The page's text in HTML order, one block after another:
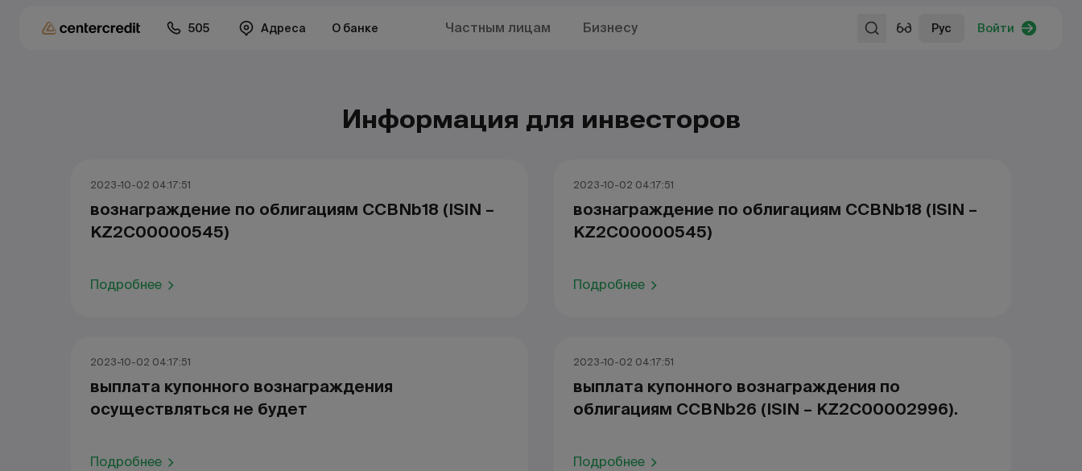
505 Адреса О банке Частным лицам Бизнесу Рус Войти
Информация для инвесторов
2023-10-02 04:17:51
вознаграждение по облигациям CCBNb18 (ISIN –
KZ2С00000545)
Подробнее
2023-10-02 04:17:51
вознаграждение по облигациям CCBNb18 (ISIN –
KZ2С00000545)
Подробнее
2023-10-02 04:17:51
выплата купонного вознаграждения
осуществляться не будет
Подробнее
2023-10-02 04:17:51
выплата купонного вознаграждения по
облигациям CCBNb26 (ISIN – KZ2C00002996).
Подробнее